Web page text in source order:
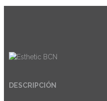
DESCRIPCIÓN